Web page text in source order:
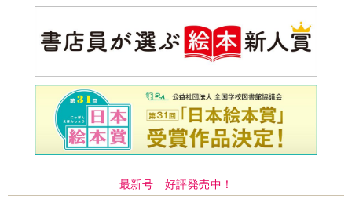
次号予告
バックナンバー
注目トピ
娘が姑から「離婚しなさい」と言われました